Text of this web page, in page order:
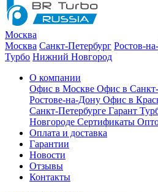
Москва
Москва Санкт-Петербург Ростов-
Турбо Нижний Новгород
О компании
Офис в Москве Офис в
Ростове-на-Дону Офис в
Санкт-Петербурге Гарант
Новгороде Сертификаты
Оплата и доставка
Гарантии
Новости
Отзывы
Контакты